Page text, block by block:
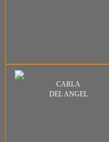
CARLA
DEL ANGEL